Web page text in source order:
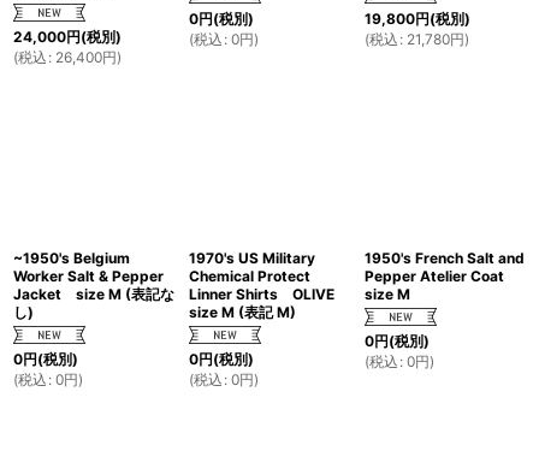
24,000円(税別)
(税込 : 26,400円)
0円(税別)
(税込 : 0円)
19,800円(税別)
(税込 : 21,780円)
~1950's Belgium
Worker Salt & Pepper
Jacket size M (表記な
し)
0円(税別)
(税込 : 0円)
1970's US Military
Chemical Protect
Linner Shirts OLIVE
size M (表記 M)
0円(税別)
(税込 : 0円)
1950's French Salt and
Pepper Atelier Coat
size M
0円(税別)
(税込 : 0円)